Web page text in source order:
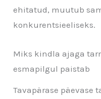
ehitatud, muutub
konkurentsieeliseks.
Miks kindla ajaga
esmapilgul paistab
Tavapärase päevase